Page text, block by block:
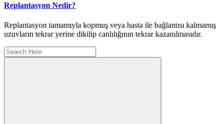
Replantasyon Nedir?
Replantasyon tamamıyla kopmuş veya hasta ile bağlantısı kalmamış
uzuvların tekrar yerine dikilip canlılığının tekrar kazanılmasıdır.